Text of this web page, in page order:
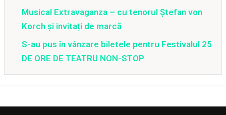
Musical Extravaganza – cu tenorul Ștefan von
Korch și invitați de marcă
S-au pus în vânzare biletele pentru Festivalul 25
DE ORE DE TEATRU NON-STOP